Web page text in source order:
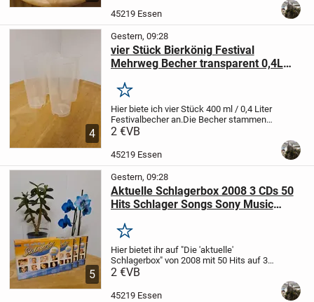
Außenverpackung besticht mit
45219 Essen
4
Gestern, 09:28
vier Stück Bierkönig Festival
Mehrweg Becher transparent 0,4L
Merken
Hier biete ich vier Stück 400 ml / 0,4 Liter
Festivalbecher an.Die Becher stammen
ursprünglich vom Bierkönig Festival 2019
sogar fünf Euro Pfand? Ich bin mir...
2 €VB
45219 Essen
5
Gestern, 09:28
Aktuelle Schlagerbox 2008 3 CDs 50
Hits Schlager Songs Sony Music
Merken
Hier bietet ihr auf "Die 'aktuelle'
Schlagerbox" von 2008 mit 50 Hits auf 3
CDs. Alle Teile in einem neuwertigen fast
oder Kratzer.Produktdetails:
2 €VB
45219 Essen